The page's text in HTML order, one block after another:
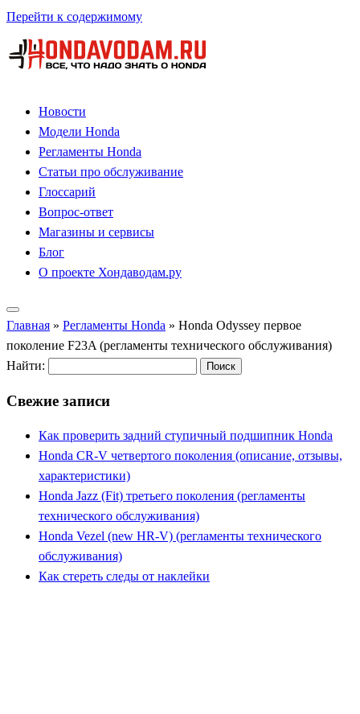
Перейти к содержимому
Новости
Модели Honda
Регламенты Honda
Статьи про обслуживание
Глоссарий
Вопрос-ответ
Магазины и сервисы
Блог
О проекте Хондаводам.ру
Главная » Регламенты Honda » Honda Odyssey первое
поколение F23A (регламенты технического обслуживания)
Найти:
Свежие записи
Как проверить задний ступичный подшипник Honda
Honda CR-V четвертого поколения (описание, отзывы,
характеристики)
Honda Jazz (Fit) третьего поколения (регламенты
технического обслуживания)
Honda Vezel (new HR-V) (регламенты технического
обслуживания)
Как стереть следы от наклейки